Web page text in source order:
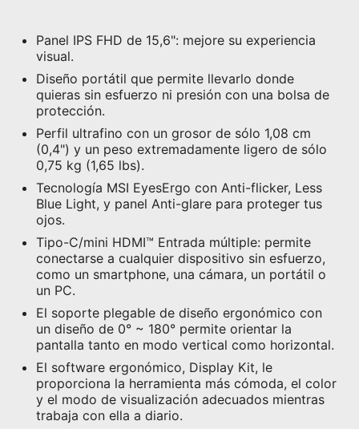
Panel IPS FHD de 15,6": mejore su experiencia
visual.
Diseño portátil que permite llevarlo donde
quieras sin esfuerzo ni presión con una bolsa de
protección.
Perfil ultrafino con un grosor de sólo 1,08 cm
(0,4") y un peso extremadamente ligero de sólo
0,75 kg (1,65 lbs).
Tecnología MSI EyesErgo con Anti-flicker, Less
Blue Light, y panel Anti-glare para proteger tus
ojos.
Tipo-C/mini HDMI™ Entrada múltiple: permite
conectarse a cualquier dispositivo sin esfuerzo,
como un smartphone, una cámara, un portátil o
un PC.
El soporte plegable de diseño ergonómico con
un diseño de 0° ~ 180° permite orientar la
pantalla tanto en modo vertical como horizontal.
El software ergonómico, Display Kit, le
proporciona la herramienta más cómoda, el color
y el modo de visualización adecuados mientras
trabaja con ella a diario.